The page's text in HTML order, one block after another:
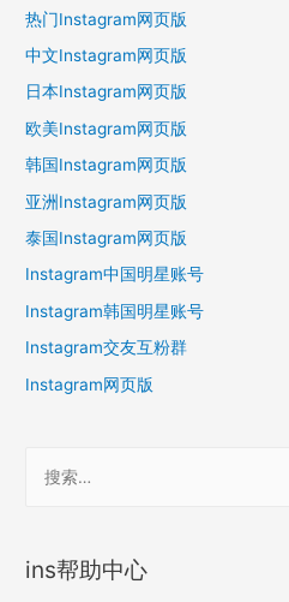
热门Instagram网页版
中文Instagram网页版
日本Instagram网页版
欧美Instagram网页版
韩国Instagram网页版
亚洲Instagram网页版
泰国Instagram网页版
Instagram中国明星账号
Instagram韩国明星账号
Instagram交友互粉群
Instagram网页版
ins帮助中心